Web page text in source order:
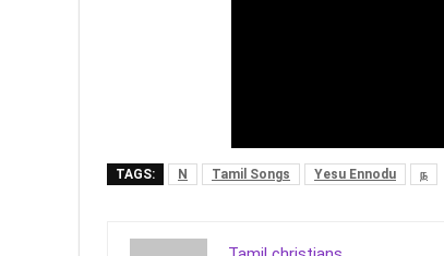
TAGS: N Tamil Songs Yesu Ennodu ந